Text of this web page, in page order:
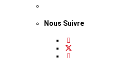
Nous Suivre